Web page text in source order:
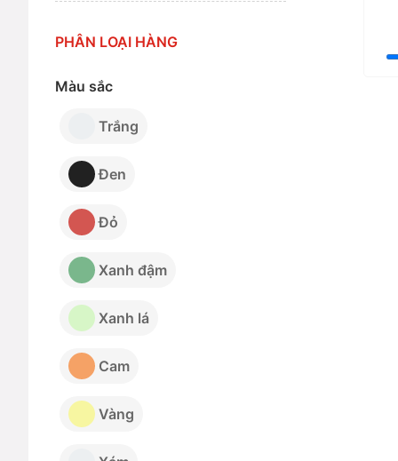
PHÂN LOẠI HÀNG
Màu sắc
Trắng
Đen
Đỏ
Xanh đậm
Xanh lá
Cam
Vàng